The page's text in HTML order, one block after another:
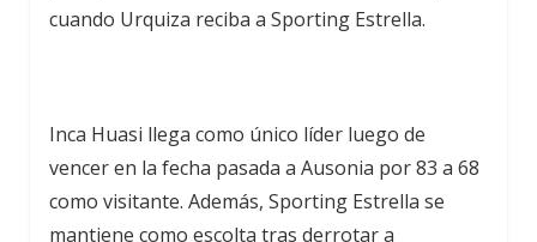
cuando Urquiza reciba a Sporting Estrella.
Inca Huasi llega como único líder luego de
vencer en la fecha pasada a Ausonia por 83 a 68
como visitante. Además, Sporting Estrella se
mantiene como escolta tras derrotar a